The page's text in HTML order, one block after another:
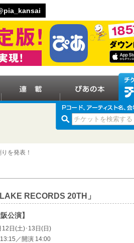
を発表！
RECORDS 20TH」
阪公演】
日(土)･13日(日)
／開演 14:00